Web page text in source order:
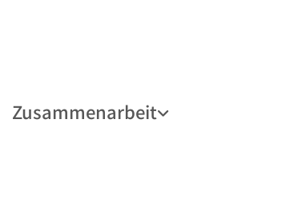
Zusammenarbeit